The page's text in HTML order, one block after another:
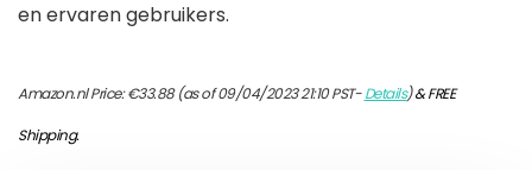
en ervaren gebruikers.
Amazon.nl Price:€33.88(as of 09/04/2023 21:10 PST-Details)&FREE
Shipping.